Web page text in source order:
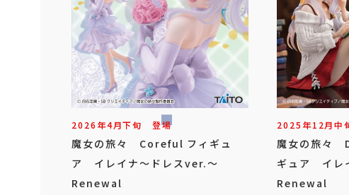
2026年4月下旬 登場
魔女の旅々 Coreful フィギュ
ア イレイナ～ドレスver.～
Renewal
2025年12月中
魔女の旅々
ギュア イレ
Renewal